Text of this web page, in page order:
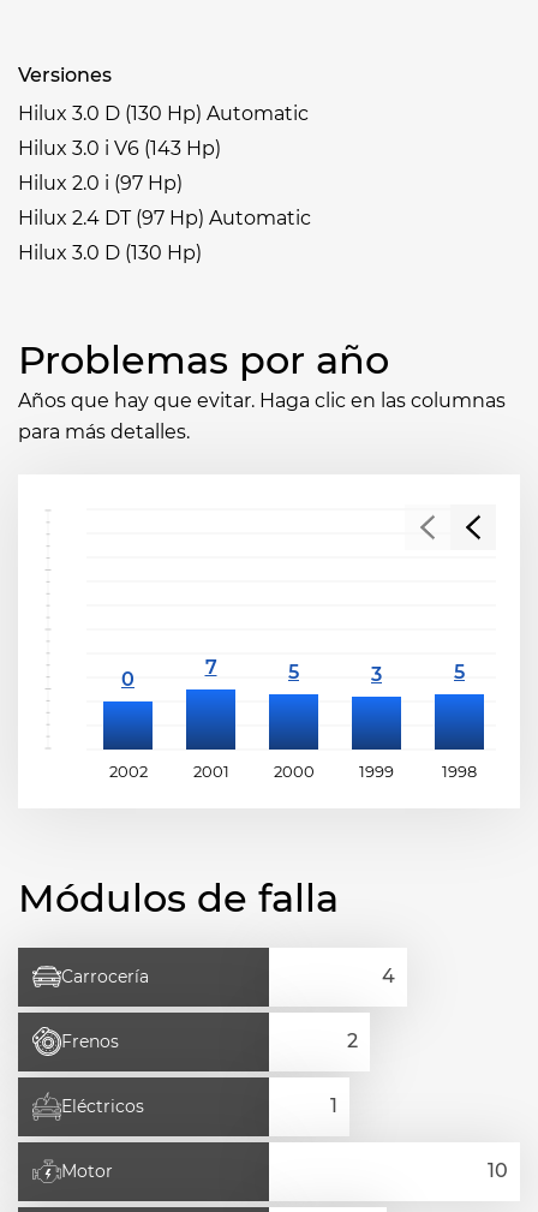
Versiones
Hilux 3.0 D (130 Hp) Automatic
Hilux 3.0 i V6 (143 Hp)
Hilux 2.0 i (97 Hp)
Hilux 2.4 DT (97 Hp) Automatic
Hilux 3.0 D (130 Hp)
Problemas por año
Años que hay que evitar. Haga clic en las columnas
para más detalles.
2002 2001 2000 1999 1998
Módulos de falla
Carrocería
Frenos
Eléctricos
Motor